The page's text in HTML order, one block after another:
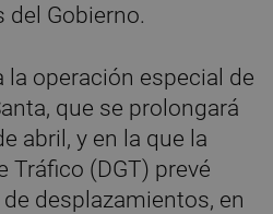
del Gobierno.
la operación especial de
que se prolongará
abril, y en la que la
Tráfico (DGT) prevé
desplazamientos, en